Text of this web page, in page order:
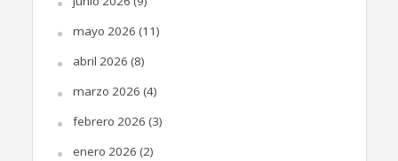
mayo 2026 (11)
abril 2026 (8)
marzo 2026 (4)
febrero 2026 (3)
enero 2026 (2)